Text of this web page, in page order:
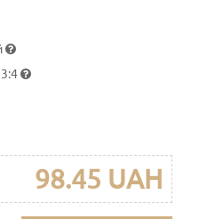
98.45 UAH